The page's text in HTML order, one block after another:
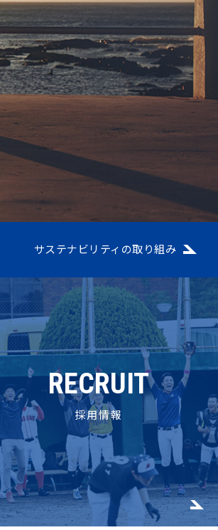
サステナビリティの取り組み
RECRUIT
採用情報